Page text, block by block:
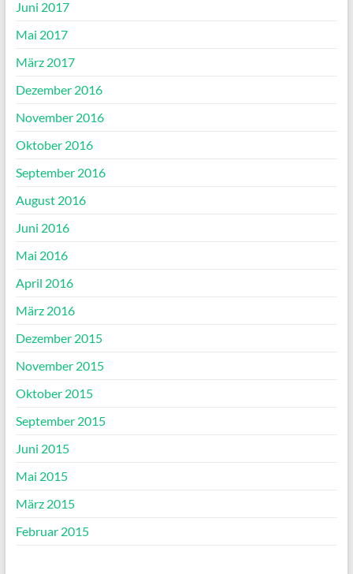
Juni 2017
Mai 2017
März 2017
Dezember 2016
November 2016
Oktober 2016
September 2016
August 2016
Juni 2016
Mai 2016
April 2016
März 2016
Dezember 2015
November 2015
Oktober 2015
September 2015
Juni 2015
Mai 2015
März 2015
Februar 2015